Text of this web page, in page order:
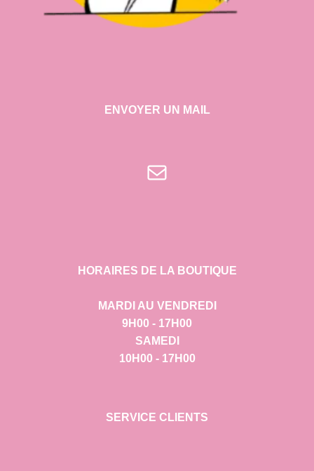
ENVOYER UN MAIL
E-mail
HORAIRES DE LA BOUTIQUE
MARDI AU VENDREDI
9H00 - 17H00
SAMEDI
10H00 - 17H00
SERVICE CLIENTS